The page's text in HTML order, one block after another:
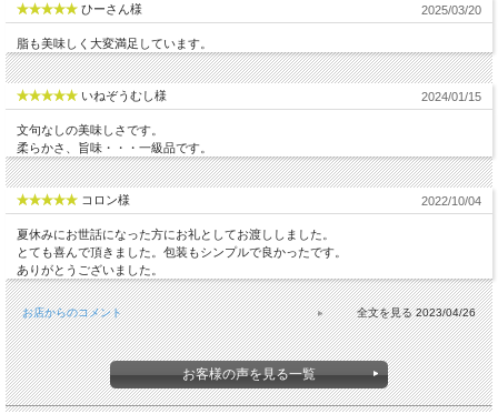
ひーさん様 2025/03/20
脂も美味しく大変満足しています。
いねぞうむし様 2024/01/15
文句なしの美味しさです。
柔らかさ、旨味・・・一級品です。
コロン様 2022/10/04
夏休みにお世話になった方にお礼としてお渡ししました。
とても喜んで頂きました。包装もシンプルで良かったです。
ありがとうございました。
お店からのコメント 2023/04/26
お客様の声を見る一覧